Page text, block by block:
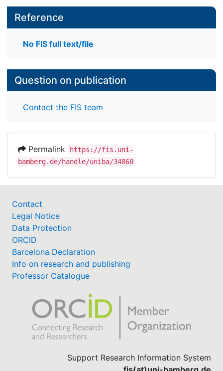
Reference
No FIS full text/file
Question on publication
Contact the FIS team
Permalink
https://fis.uni-
bamberg.de/handle/uniba/34860
Contact
Legal Notice
Data Protection
ORCID
Barcelona Declaration
Info on research and publishing
Professor Catalogue
Support Research Information System